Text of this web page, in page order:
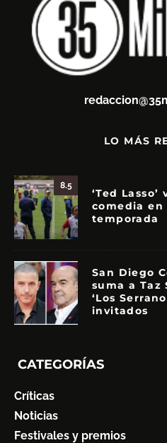
LO MÁS
8.5
‘Ted
comedia
temporada
San Diego
suma a
‘Los
invitados
CATEGORÍAS
Críticas
Noticias
Festivales y premios